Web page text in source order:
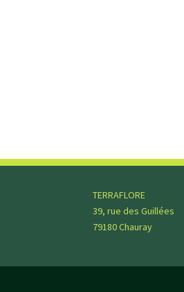
TERRAFLORE
39, rue des Guillées
79180 Chauray